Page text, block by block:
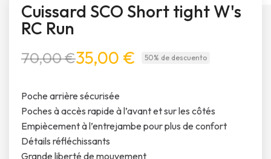
Cuissard SCO Short tight W's
RC Run
70,00 €35,00 € 50% de descuento
Poche arrière sécurisée
Poches à accès rapide à l’avant et sur les côtés
Empiècement à l’entrejambe pour plus de confort
Détails réfléchissants
Grande liberté de mouvement